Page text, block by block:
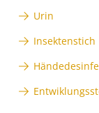
Urin
Insektenstich